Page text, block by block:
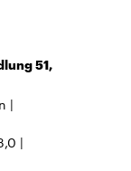
51,